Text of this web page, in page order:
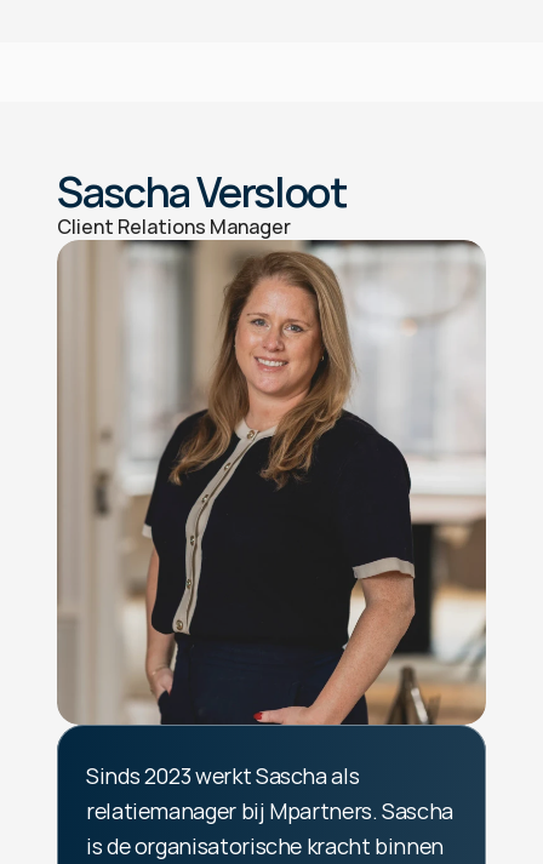
Sascha Versloot
Client Relations Manager
Sinds 2023 werkt Sascha als
relatiemanager bij Mpartners. Sascha
is de organisatorische kracht binnen